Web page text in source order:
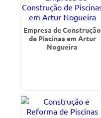
Empresa de Construção
de Piscinas em Artur
Nogueira